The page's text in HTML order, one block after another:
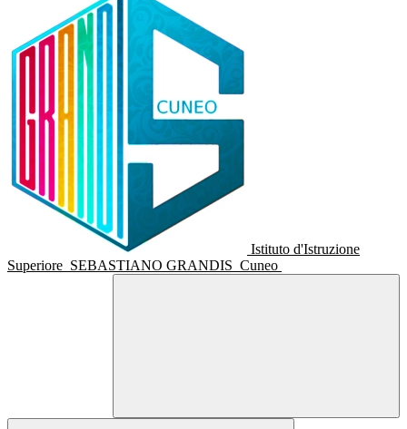
Istituto d'Istruzione
Superiore SEBASTIANO GRANDIS Cuneo